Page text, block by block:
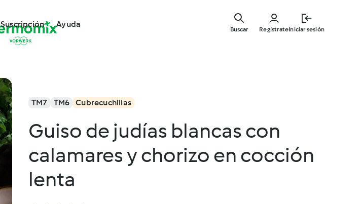
Suscripción Ayuda
RegístrateIniciar sesión
Buscar
TM7 TM6 Cubrecuchillas
Guiso de judías blancas con
calamares y chorizo en cocción
lenta